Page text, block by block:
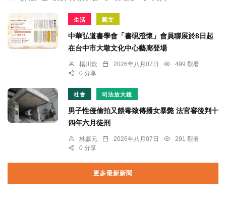
生活 藝文
中華弘道書學會「書硯澄懷」會員聯展於8日起
在台中市大墩文化中心藝廊登場
楊川欽 2026年八月07日
499 觀看
0 分享
社會 司法放大鏡
男子性侵偷拍又餵毒致傳播女暴斃 法官審後判十
四年六月徒刑
林獻元 2026年八月07日
291 觀看
0 分享
更多最新新聞